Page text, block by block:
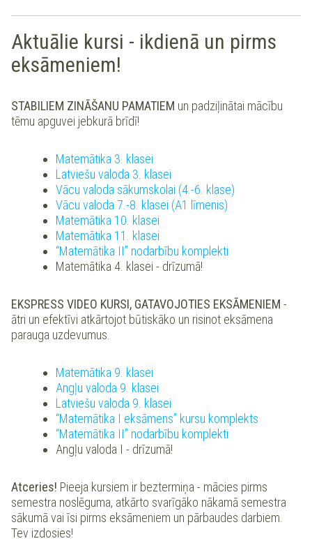
Aktuālie kursi - ikdienā un pirms
eksāmeniem!
STABILIEM ZINĀŠANU PAMATIEM un padziļinātai mācību
tēmu apguvei jebkurā brīdī!
Matemātika 3. klasei
Latviešu valoda 3. klasei
Vācu valoda sākumskolai (4.-6. klase)
Vācu valoda 7.-8. klasei (A1 līmenis)
Matemātika 10. klasei
Matemātika 11. klasei
“Matemātika II” nodarbību komplekti
Matemātika 4. klasei - drīzumā!
EKSPRESS VIDEO KURSI, GATAVOJOTIES EKSĀMENIEM -
ātri un efektīvi atkārtojot būtiskāko un risinot eksāmena
parauga uzdevumus.
Matemātika 9. klasei
Angļu valoda 9. klasei
Latviešu valoda 9. klasei
“Matemātika I eksāmens” kursu komplekts
“Matemātika II” nodarbību komplekti
Angļu valoda I - drīzumā!
Atceries! Pieeja kursiem ir beztermiņa - mācies pirms
semestra noslēguma, atkārto svarīgāko nākamā semestra
sākumā vai īsi pirms eksāmeniem un pārbaudes darbiem.
Tev izdosies!